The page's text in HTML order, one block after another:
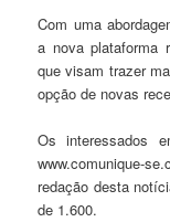
Com uma
a nova plataforma
que visam trazer
opção de novas
Os interessados
www.comunique-
redação desta
de 1.600.